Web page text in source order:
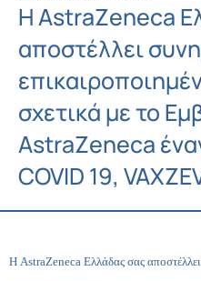
Η AstraZeneca
αποστέλλει
σχετικά με το
AstraZeneca
COVID 19,
Η AstraZeneca Ελλάδας σας